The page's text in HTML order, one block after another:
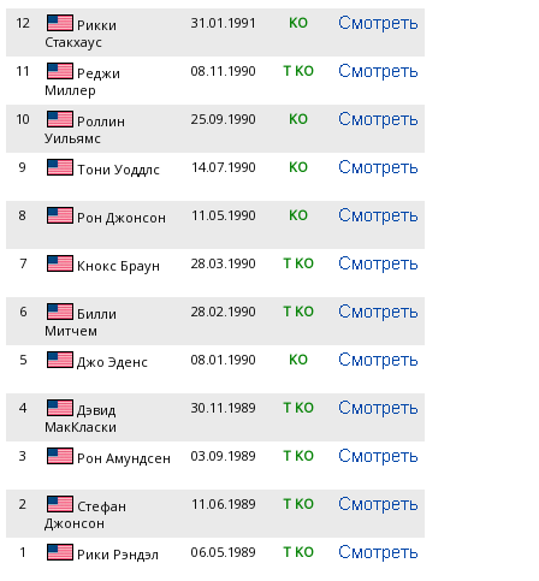
12
Рикки
Стакхаус
31.01.1991 KO
11
Реджи
Миллер
08.11.1990 T KO
10
Роллин
Уильямс
25.09.1990 KO
9 Тони Уоддлс 14.07.1990 KO
8 Рон Джонсон 11.05.1990 KO
7 Кнокс Браун 28.03.1990 T KO
6
Билли
Митчем
28.02.1990 T KO
5 Джо Эденс 08.01.1990 KO
4
Дэвид
МакКласки
30.11.1989 T KO
3 Рон Амундсен 03.09.1989 T KO
2
Стефан
Джонсон
11.06.1989 T KO
1 Рики Рэндэл 06.05.1989 T KO